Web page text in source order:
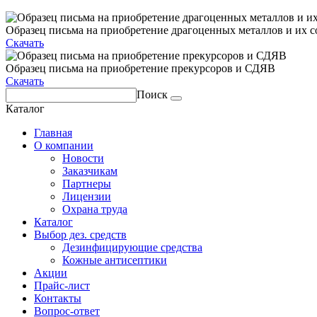
Образец письма на приобретение драгоценных металлов и их
Скачать
Образец письма на приобретение прекурсоров и СДЯВ
Скачать
Поиск
Каталог
Главная
О компании
Новости
Заказчикам
Партнеры
Лицензии
Охрана труда
Каталог
Выбор дез. средств
Дезинфицирующие средства
Кожные антисептики
Акции
Прайс-лист
Контакты
Вопрос-ответ